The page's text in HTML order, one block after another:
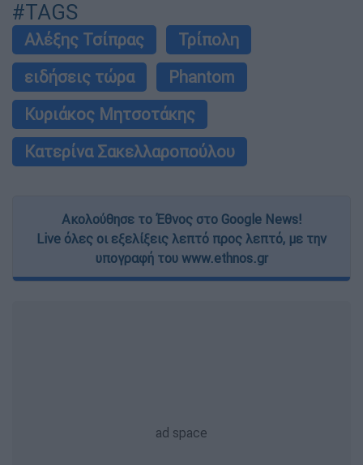
#TAGS
Αλέξης Τσίπρας
Τρίπολη
ειδήσεις τώρα
Phantom
Κυριάκος Μητσοτάκης
Κατερίνα Σακελλαροπούλου
Ακολούθησε το Έθνος στο Google News!
Live όλες οι εξελίξεις λεπτό προς λεπτό, με την
υπογραφή του www.ethnos.gr